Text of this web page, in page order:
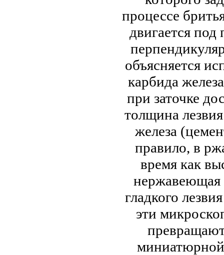
процессе
двигается
объясняется
карбида
при заточке
толщина
железа
правило, в
время как
нержавеющая
гладкого
эти
миниатюрной